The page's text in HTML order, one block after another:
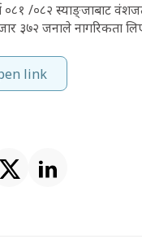
०८१ /०८२ स्याङ्जाबाट
३७२ जनाले नागरिकता
link